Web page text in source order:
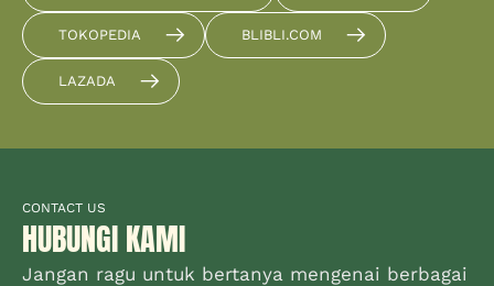
TOKOPEDIA BLIBLI.COM
LAZADA
CONTACT US
HUBUNGI KAMI
Jangan ragu untuk bertanya mengenai berbagai